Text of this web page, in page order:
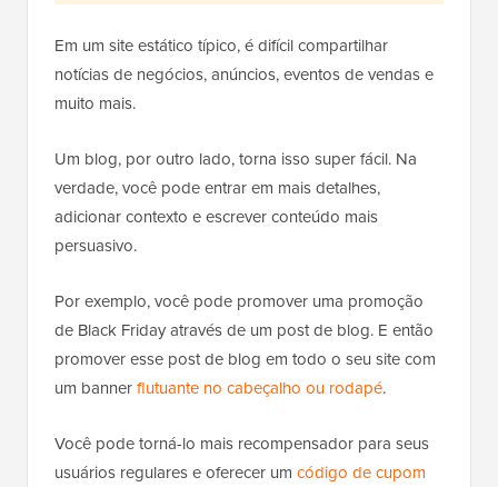
Em um site estático típico, é difícil compartilhar
notícias de negócios, anúncios, eventos de vendas e
muito mais.
Um blog, por outro lado, torna isso super fácil. Na
verdade, você pode entrar em mais detalhes,
adicionar contexto e escrever conteúdo mais
persuasivo.
Por exemplo, você pode promover uma promoção
de Black Friday através de um post de blog. E então
promover esse post de blog em todo o seu site com
um bannerflutuante no cabeçalho ou rodapé.
Você pode torná-lo mais recompensador para seus
usuários regulares e oferecer um código de cupom